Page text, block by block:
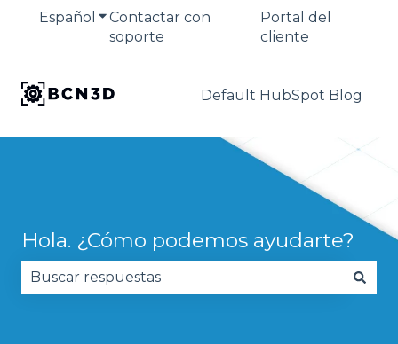
Español Traducciones de Mostrar submenú de
Contactar con
soporte
Portal del
cliente
Default HubSpot Blog
Hola. ¿Cómo podemos ayudarte?